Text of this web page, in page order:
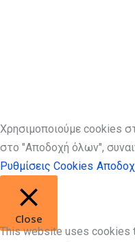
Χρησιμοποιούμε cookies
στο "Αποδοχή όλων",
Ρυθμίσεις Cookies
Close
This website uses cookies